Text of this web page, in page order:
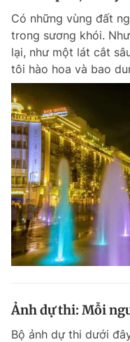
Có những vùng đất
trong sương khói.
lại, như một lát cắt
tôi hào hoa và bao
Ảnh dự thi: Mỗi
Bộ ảnh dự thi dưới